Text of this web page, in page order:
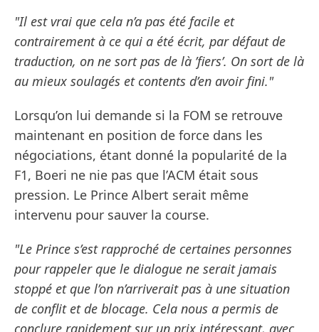
"Il est vrai que cela n’a pas été facile et
contrairement à ce qui a été écrit, par défaut de
traduction, on ne sort pas de là ’fiers’. On sort de là
au mieux soulagés et contents d’en avoir fini."
Lorsqu’on lui demande si la FOM se retrouve
maintenant en position de force dans les
négociations, étant donné la popularité de la
F1, Boeri ne nie pas que l’ACM était sous
pression. Le Prince Albert serait même
intervenu pour sauver la course.
"Le Prince s’est rapproché de certaines personnes
pour rappeler que le dialogue ne serait jamais
stoppé et que l’on n’arriverait pas à une situation
de conflit et de blocage. Cela nous a permis de